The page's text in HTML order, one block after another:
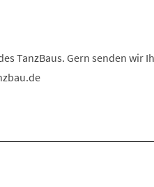
TanzBaus. Gern senden wir